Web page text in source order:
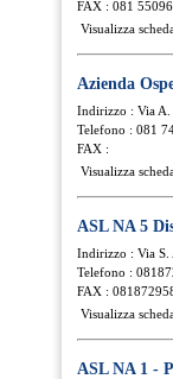
FAX : 081
Visualizza
Azienda
Indirizzo : Via
Telefono : 081
FAX :
Visualizza
ASL NA 5
Indirizzo : Via S.
Telefono :
FAX :
Visualizza
ASL NA 1 -